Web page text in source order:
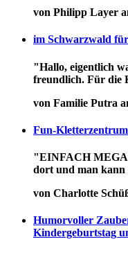
von Philipp Layer
im Schwarzwald
"Hallo, eigentlich
freundlich. Für die
von Familie Putra
Fun-
"EINFACH
dort und man kann
von Charlotte
Humorvoller
Kindergeburtstag